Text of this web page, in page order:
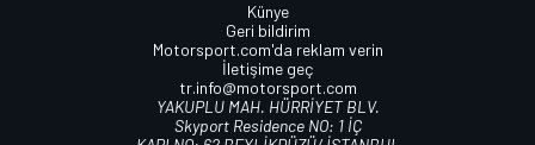
Künye
Geri bildirim
Motorsport.com'da reklam verin
İletişime geç
tr.info@motorsport.com
YAKUPLU MAH. HÜRRİYET BLV.
Skyport Residence NO: 1 İÇ